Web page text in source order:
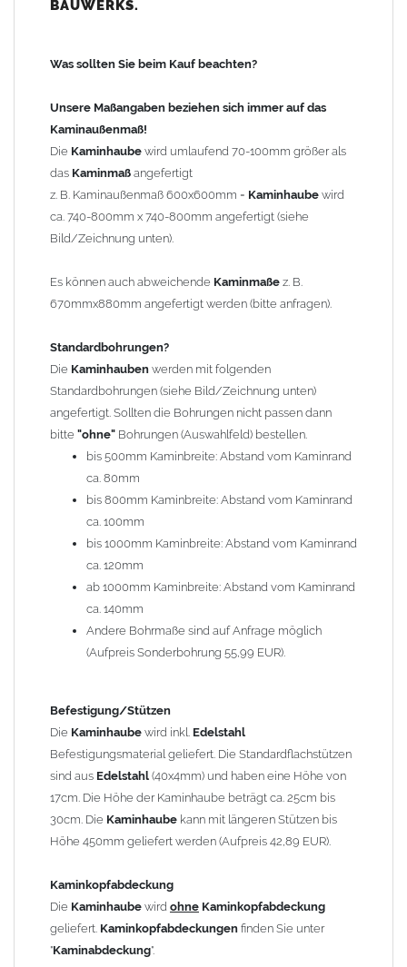
100mm
120mm
140mm
Andere Bohrmaße sind auf Anfrage möglich (Aufpreis
Sonderbohrung 55,99 EUR).
Befestigung/Stützen
Kaminhaubewird inkl. EdelstahlBefestigungsmaterial
geliefert. Die Standardflachstützen sind aus
beträgt ca. 25cm bis 30cm. DieKaminhaubekann mit längeren
Stützen bis Höhe 450mm geliefert werden (Aufpreis 42,89 EUR).
Kaminkopfabdeckung
Kaminhaubewirdohne Kaminkopfabdeckung
Kaminkopfabdeckungenfinden Sie unter "Kaminabdeckung
Es stehen insgesamt 20 verschiedene Typen zur Auswahl. Bitte
Auswahlfeldangeben.
Standardhauben siehe Auswahlfeld: 01 Haus,03 Welle
(unser Topseller)
Laube, 13 Schwalbe, 14 Sattel Welle, 15 Welle 90° gedreht,
17 Dach, 18 Plafond 2, 19 S-Line, 20 Pult
Typ 07 (Welle hoch) und 08 (Doppel Welle) haben einen
Aufpreis von 20% (bitte anfragen - Bestellung nicht über
Shop möglich).
Die Typen 02 (Bogen), 06 (Krempe), 09 (Pagode), 10
1,5mm hergestellt (Preis auf Anfrage = ca. 2-3-fache vom
1,5mm Standardpreis)
allgemeine Informationen:
Ab einer Kaminlängevon 1200mm werden 6
Kaminstützengeliefert.
Bei der Kombination mitWetterfahneundKaminbreite
angefertigt.
DieKaminhaubekann mitklappbaren Stützen
für 4 Stützen = 96,89 EUR, Länge ab 1200mm 6 Stützen =
145,39 EUR) geliefert werden.
BAUWERKS.
Was sollten Sie beim Kauf beachten?
Unsere Maßangaben beziehen sich immer auf das
Kaminaußenmaß!
Die Kaminhaube wird umlaufend 70-100mm größer als
das Kaminmaß angefertigt
z. B. Kaminaußenmaß 600x600mm = Kaminhaube wird
ca. 740-800mm x 740-800mm angefertigt (siehe
Bild/Zeichnung unten).
Es können auch abweichende Kaminmaße z. B.
670mmx880mm angefertigt werden (bitte anfragen).
Standardbohrungen?
Die Kaminhauben werden mit folgenden
Standardbohrungen (siehe Bild/Zeichnung unten)
angefertigt. Sollten die Bohrungen nicht passen dann
bitte "ohne" Bohrungen (Auswahlfeld) bestellen.
bis 500mm Kaminbreite: Abstand vom Kaminrand
ca. 80mm
bis 800mm Kaminbreite: Abstand vom Kaminrand
ca. 100mm
bis 1000mm Kaminbreite: Abstand vom Kaminrand
ca. 120mm
ab 1000mm Kaminbreite: Abstand vom Kaminrand
ca. 140mm
Andere Bohrmaße sind auf Anfrage möglich
(Aufpreis Sonderbohrung 55,99 EUR).
Befestigung/Stützen
Die Kaminhaube wird inkl. Edelstahl
Befestigungsmaterial geliefert. Die Standardflachstützen
sind aus Edelstahl (40x4mm) und haben eine Höhe von
17cm. Die Höhe der Kaminhaube beträgt ca. 25cm bis
30cm. Die Kaminhaube kann mit längeren Stützen bis
Höhe 450mm geliefert werden (Aufpreis 42,89 EUR).
Kaminkopfabdeckung
Die Kaminhaube wird ohne Kaminkopfabdeckung
geliefert. Kaminkopfabdeckungen finden Sie unter
"Kaminabdeckung".